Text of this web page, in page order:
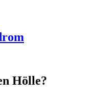
Hölle?